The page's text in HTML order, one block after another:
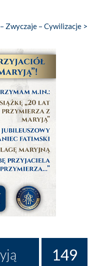
Zwyczaje – Cywilizacje >
149